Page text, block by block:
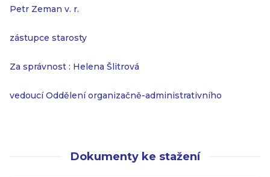
Petr Zeman v. r.
zástupce starosty
Za správnost : Helena Šlitrová
vedoucí Oddělení organizačně-administrativního
Dokumenty ke stažení